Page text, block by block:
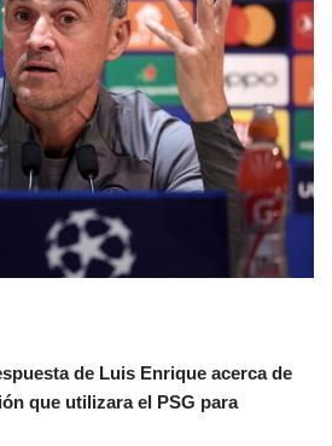
de Luis Enrique acerca de
que utilizara el PSG para